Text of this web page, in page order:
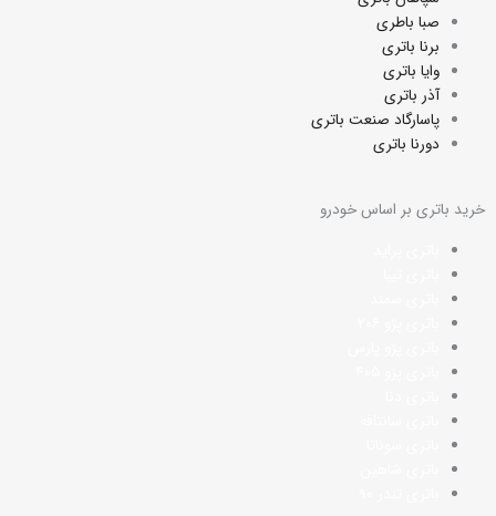
صبا باطری
برنا باتری
وایا باتری
آذر باتری
پاسارگاد صنعت باتری
دورنا باتری
خرید باتری بر اساس خودرو